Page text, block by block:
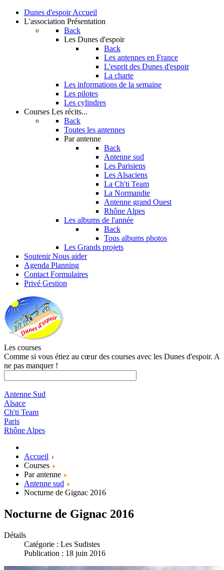
Dunes d'espoir Accueil
L'association Présentation
Back
Les Dunes d'espoir
Back
Les antennes en France
L'esprit des Dunes d'espoir
La charte
Les informations de la semaine
Les pilotes
Les cylindres
Courses Les récits...
Back
Toutes les antennes
Par antenne
Back
Antenne sud
Les Parisiens
Les Alsaciens
La Ch'ti Team
La Normandie
Antenne grand Ouest
Rhône Alpes
Les albums de l'année
Back
Tous albums photos
Les Grands projets
Soutenir Nous aider
Agenda Planning
Contact Formulaires
Privé Gestion
Les courses
Comme si vous étiez au cœur des courses avec les Dunes d'espoir. A
ne pas manquer !
Antenne Sud
Alsace
Ch'ti Team
Paris
Rhône Alpes
Accueil
Courses
Par antenne
Antenne sud
Nocturne de Gignac 2016
Nocturne de Gignac 2016
Détails
Catégorie : Les Sudistes
Publication : 18 juin 2016